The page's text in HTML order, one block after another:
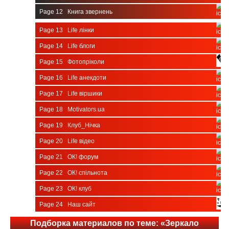
Page 12 Книга звернень
Page 13 Life лінки
Page 14 Life блоги
Page 15 Фотопріколи
Page 16 Life анекдоти
Page 17 Life віршики
Page 18 Motivators.ua
Page 19 Клуб_Нічка
Page 20 Life відео
Page 21 ОК! форум
Page 22 ОК! спільнота
Page 23 ОК! клуб
Page 24 Наш сайт
Подборка материалов по теме: «Зеркало